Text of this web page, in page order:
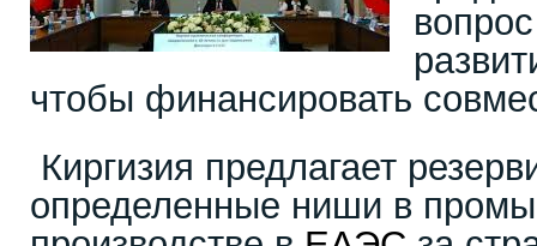
чтобы финансировать
Киргизия предлагает
определенные ниши в